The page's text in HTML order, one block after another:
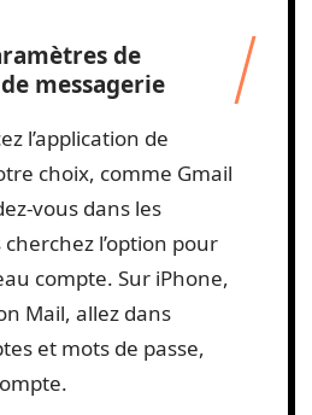
de
messagerie
l’application de
choix, comme Gmail
vous dans les
l’option pour
compte. Sur iPhone,
Mail, allez dans
et mots de passe,